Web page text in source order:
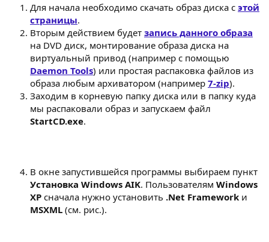
Для начала необходимо скачать образ диска с этой
страницы.
Вторым действием будет запись данного образа
на DVD диск, монтирование образа диска на
виртуальный привод (например с помощью
Daemon Tools) или простая распаковка файлов из
образа любым архиватором (например 7-zip).
Заходим в корневую папку диска или в папку куда
мы распаковали образ и запускаем файл
StartCD.exe.
В окне запустившейся программы выбираем пункт
Установка Windows AIK. Пользователям Windows
XP сначала нужно установить .Net Framework и
MSXML (см. рис.).